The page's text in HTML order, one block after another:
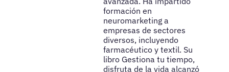
formación en
neuromarketing a
empresas de sectores
diversos, incluyendo
farmacéutico y textil. Su
libro Gestiona tu tiempo,
disfruta de la vida alcanzó